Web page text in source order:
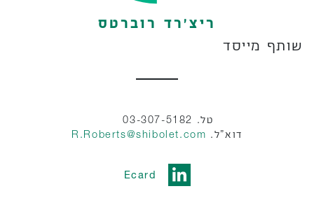
ריצ׳רד רוברטס
שותף מייסד
טל. 03-307-5182
דוא”ל. R.Roberts@shibolet.com
Ecard